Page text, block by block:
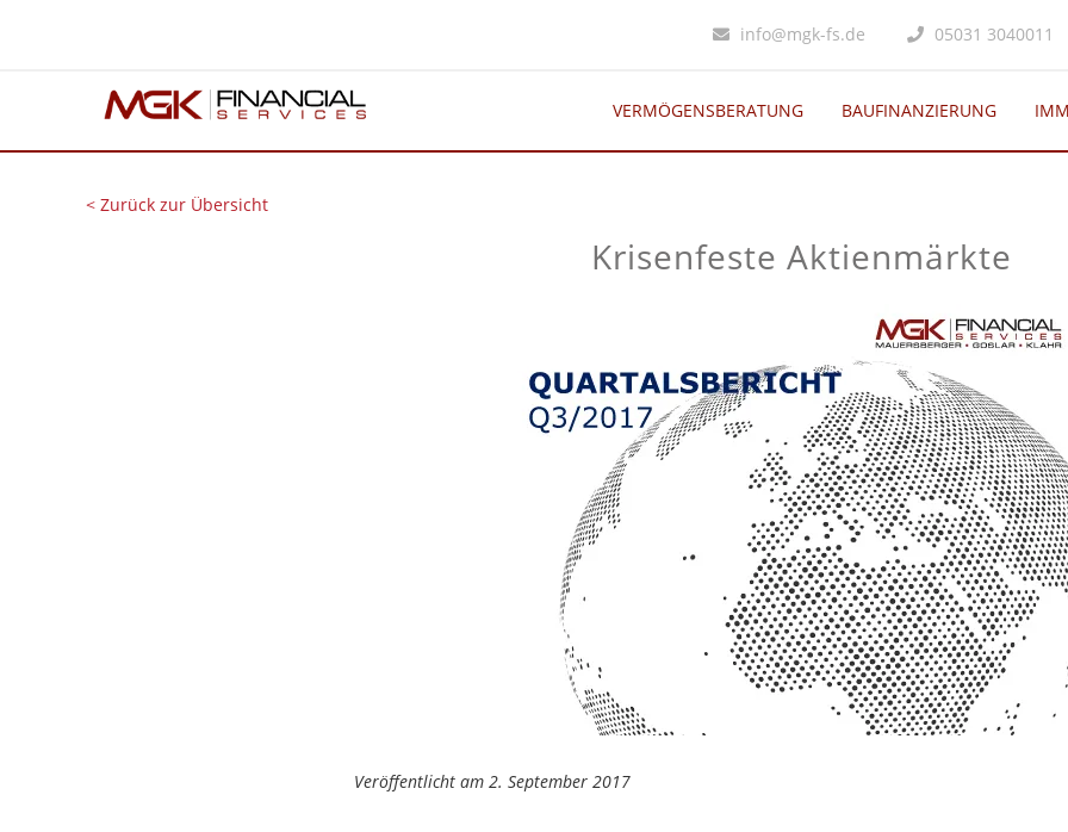
info@mgk-fs.de 05031 3040011
VERMÖGENSBERATUNG BAUFINANZIERUNG
< Zurück zur Übersicht
Krisenfeste Aktienmärkte
Veröffentlicht am 2. September 2017